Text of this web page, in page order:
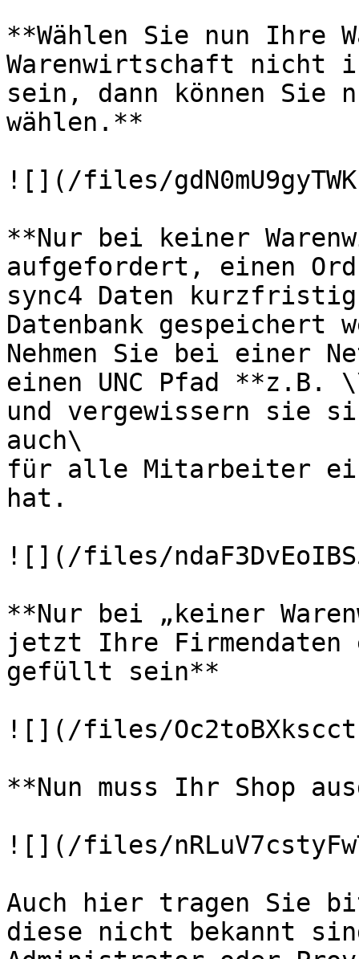
**Wählen Sie nun Ihre
Warenwirtschaft nicht
sein, dann können Sie
wählen.**
![](/files/
**Nur bei keiner
aufgefordert, einen
sync4 Daten
Datenbank gespeichert
Nehmen Sie bei einer
einen UNC Pfad **z.B.
und vergewissern sie
auch\
für alle Mitarbeiter
hat.
![](/files/
**Nur bei „keiner
jetzt Ihre Firmendaten
gefüllt sein**
![](/files/
**Nun muss Ihr Shop
![](/files/
Auch hier tragen Sie
diese nicht bekannt